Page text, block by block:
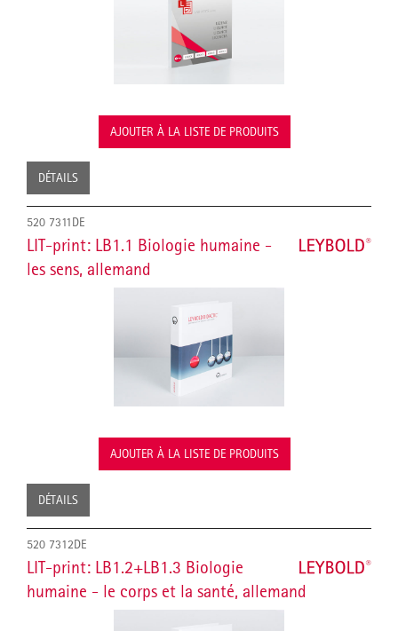
AJOUTER À LA LISTE DE PRODUITS
DÉTAILS
520 7311DE
LIT-print: LB1.1 Biologie humaine -
les sens, allemand
AJOUTER À LA LISTE DE PRODUITS
DÉTAILS
520 7312DE
LIT-print: LB1.2+LB1.3 Biologie
humaine - le corps et la santé, allemand